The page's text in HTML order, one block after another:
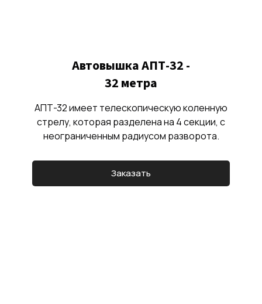
Автовышка АПТ-32 -
32 метра
АПТ-32 имеет телескопическую коленную
стрелу, которая разделена на 4 секции, с
неограниченным радиусом разворота.
Заказать